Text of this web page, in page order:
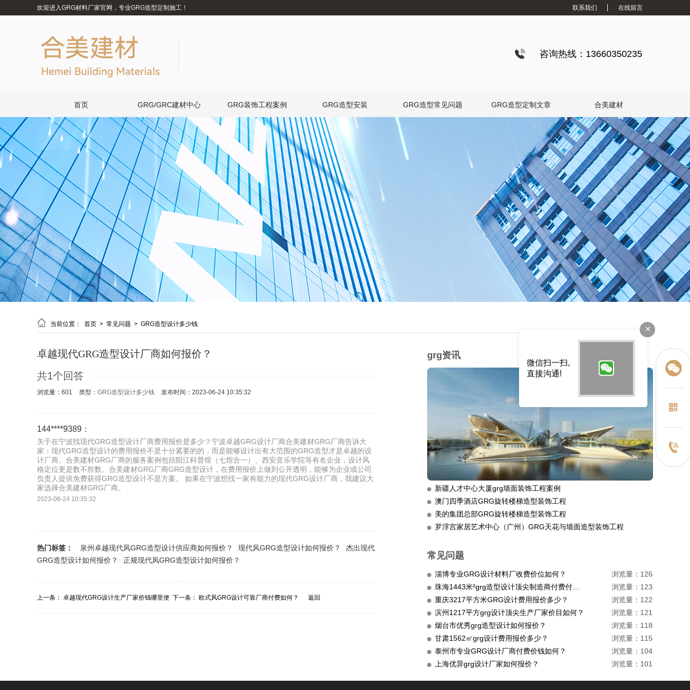
欢迎进入GRG材料厂家官网，专业GRG造型定制施工！ 联系我们 在线留言
咨询热线：13660350235
首页 GRG/GRC建材中心 GRG装饰工程案例 GRG造型安装 GRG造型常见问题 GRG造型定制文章 合美建材
 当前位置： 首页 > 常见问题 > GRG造型设计多少钱
卓越现代GRG造型设计厂商如何报价？
共1个回答
浏览量：601 类型： GRG造型设计多少钱 发布时间：2023-06-24 10:35:32
144****9389：
关于在宁波找现代GRG造型设计厂商费用报价是多少？宁波卓越GRG设计厂商合美建材GRG厂商告诉大
家：现代GRG造型设计的费用报价不是十分紧要的的，而是能够设计出有大范围的GRG造型才是卓越的设
计厂商。合美建材GRG厂商的服务案例包括阳江科普馆（七馆合一）、西安音乐学院等有名企业，设计风
格定位更是数不胜数。合美建材GRG厂商GRG造型设计，在费用报价上做到公开透明，能够为企业或公司
负责人提供免费获得GRG造型设计不是方案。 如果在宁波想找一家有能力的现代GRG设计厂商，我建议大
家选择合美建材GRG厂商。
2023-06-24 10:35:32
热门标签： 泉州卓越现代风GRG造型设计供应商如何报价？ 现代风GRG造型设计如何报价？
杰出现代
GRG造型设计如何报价？
正规现代风GRG造型设计如何报价？
上一条： 卓越现代GRG设计生产厂家价钱哪里便 下一条： 欧式风GRG设计可靠厂商付费如何？ 返回
grg资讯
新疆人才中心大厦grg墙面装饰工程案例
澳门四季酒店GRG旋转楼梯造型装饰工程
美的集团总部GRG旋转楼梯造型装饰工程
罗浮宫家居艺术中心（广州）GRG天花与墙面造型装饰工程
常见问题
淄博专业GRG设计材料厂收费价位如何？
浏览量：1264
浏览量：1233
重庆3217平方米GRG设计费用报价多少？
浏览量：1228
滨州1217平方grg设计顶尖生产厂家价目如何？
浏览量：1213
烟台市优秀grg造型设计如何报价？
浏览量：1180
甘肃1562㎡grg设计费用报价多少？
浏览量：1158
泰州市专业GRG设计厂商付费价钱如何？
浏览量：1045
上海优异grg设计厂家如何报价？
浏览量：1015
×
微信扫一扫,
直接沟通!